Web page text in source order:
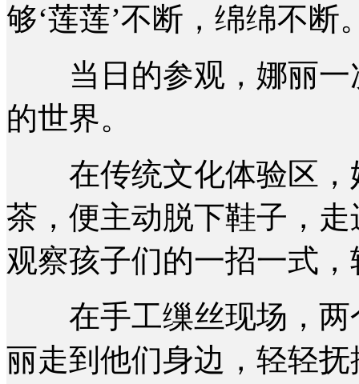
够‘莲莲’不断，绵绵不断
当日的参观，娜丽一
的世界。
在传统文化体验区，
茶，便主动脱下鞋子，
观察孩子们的一招一式
在手工缫丝现场，两
丽走到他们身边，轻轻